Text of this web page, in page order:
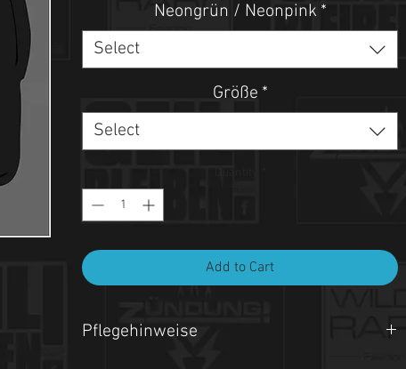
Neongrün / Neonpink *
Select
Größe *
Select
Add to Cart
Pflegehinweise